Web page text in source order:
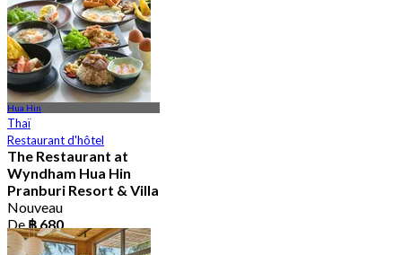
Hua Hin
Thaï
Restaurant d'hôtel
The Restaurant at
Wyndham Hua Hin
Pranburi Resort & Villa
Nouveau
De ฿ 680